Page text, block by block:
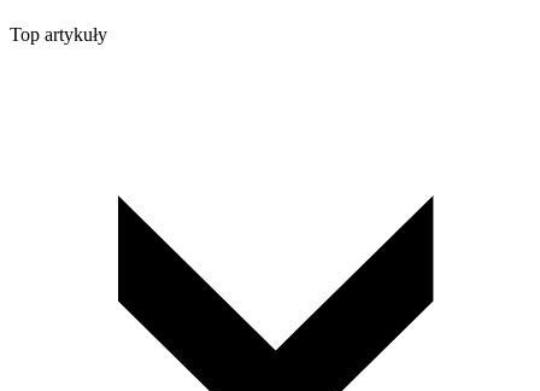
Top artykuły